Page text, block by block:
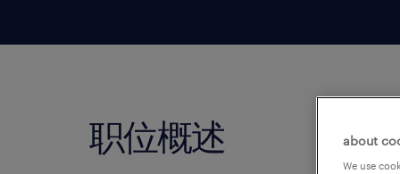
职位概述 about
We use